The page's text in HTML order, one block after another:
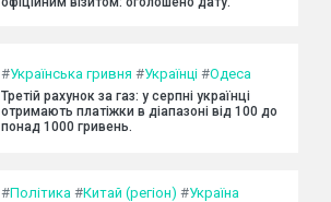
#Українська гривня #Українці #Одеса
Третій рахунок за газ: у серпні українці
отримають платіжки в діапазоні від 100 до
понад 1000 гривень.
#Політика #Китай (регіон) #Україна